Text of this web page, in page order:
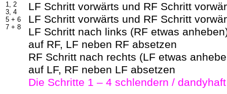
1, 2
3, 4
5 + 6
7 + 8
LF Schritt vorwärts und RF Schritt
LF Schritt vorwärts und RF Schritt
LF Schritt nach links (RF etwas
auf RF, LF neben RF absetzen
RF Schritt nach rechts (LF etwas
auf LF, RF neben LF absetzen
Die Schritte 1 – 4 schlendern /